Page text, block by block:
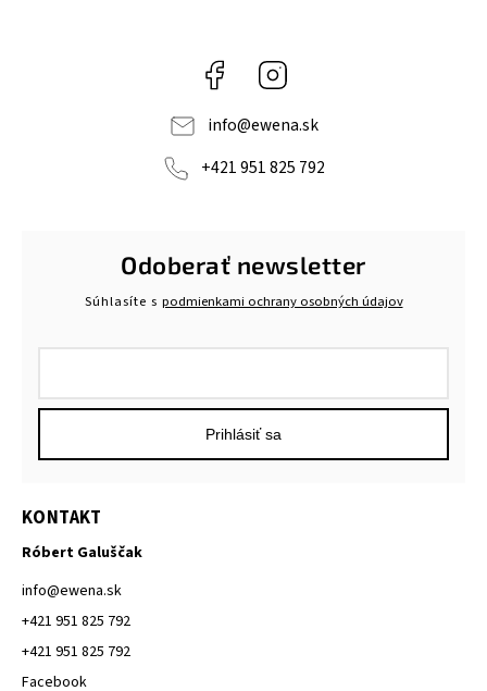
Facebook
info@ewena.sk
+421 951 825 792
Odoberať newsletter
Súhlasíte s podmienkami ochrany osobných údajov
Prihlásiť sa
KONTAKT
Róbert Galuščak
info@ewena.sk
+421 951 825 792
+421 951 825 792
Facebook